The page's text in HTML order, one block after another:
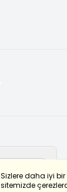
Sizlere daha iyi
sitemizde